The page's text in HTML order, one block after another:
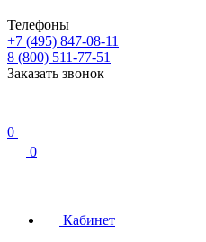
Телефоны
+7 (495) 847-08-11
8 (800) 511-77-51
Заказать звонок
0
0
Кабинет